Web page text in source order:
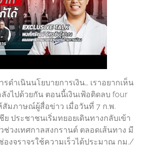
ดำเนินนโยบายการเงิน… เราอยากเห็น
งไปด้วยกัน ตอนนี้เงินเฟ้อติดลบ four
สัมภาษณ์ผู้สื่อข่าว เมื่อวันที่ 7 ก.พ.
ย ประชาชนเริ่มทยอยเดินทางกลับเข้า
ช่วงเทศกาลสงกรานต์ ตลอดเส้นทาง มี
งจราจรใช้ความเร็วได้ประมาณ กม./